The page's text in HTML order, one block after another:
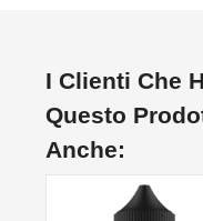
I Clienti Che
Questo
Anche: